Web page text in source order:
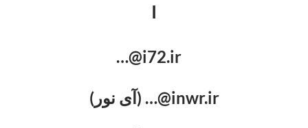
I
inwr.ir@… (آی نور)